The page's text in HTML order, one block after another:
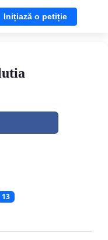
Inițiază o petiție
13